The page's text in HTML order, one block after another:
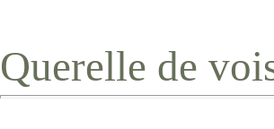
Querelle de